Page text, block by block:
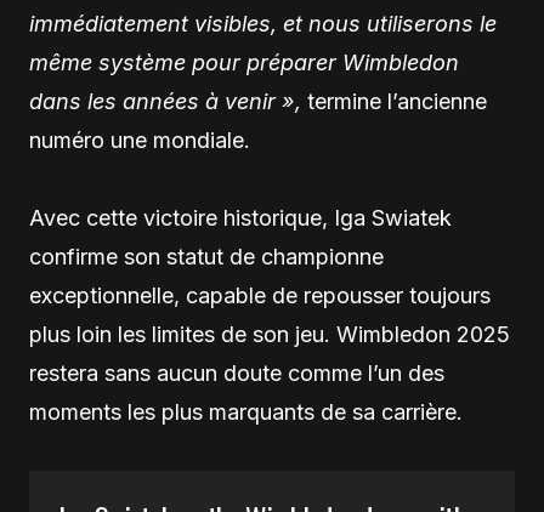
immédiatement visibles, et nous utiliserons le
même système pour préparer Wimbledon
dans les années à venir », termine l’ancienne
numéro une mondiale.
Avec cette victoire historique, Iga Swiatek
confirme son statut de championne
exceptionnelle, capable de repousser toujours
plus loin les limites de son jeu. Wimbledon 2025
restera sans aucun doute comme l’un des
moments les plus marquants de sa carrière.